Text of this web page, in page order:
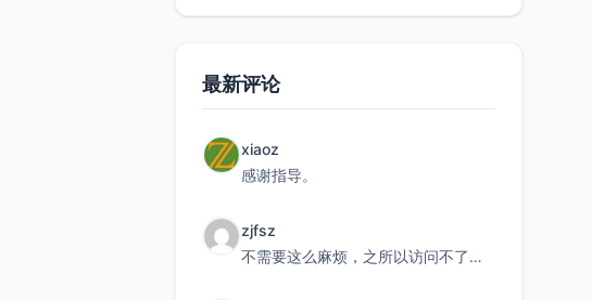
最新评论
xiaoz
感谢指导。
zjfsz
不需要这么麻烦，之所以访问不了，是由于非对称路由的问题，在爱快主路由添加一条静态路由192.168.